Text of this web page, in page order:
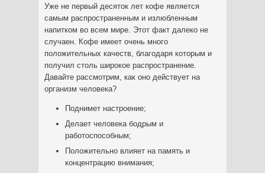
Уже не первый десяток лет кофе является
самым распространенным и излюбленным
напитком во всем мире. Этот факт далеко не
случаен. Кофе имеет очень много
положительных качеств, благодаря которым и
получил столь широкое распространение.
Давайте рассмотрим, как оно действует на
организм человека?
Поднимет настроение;
Делает человека бодрым и
работоспособным;
Положительно влияет на память и
концентрацию внимания;